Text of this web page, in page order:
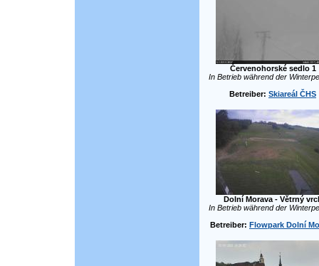
Červenohorské sedlo 1
In Betrieb während der
Betreiber: Skiareál ČHS
Dolní Morava - Větrný
In Betrieb während der
Betreiber: Flowpark Dolní